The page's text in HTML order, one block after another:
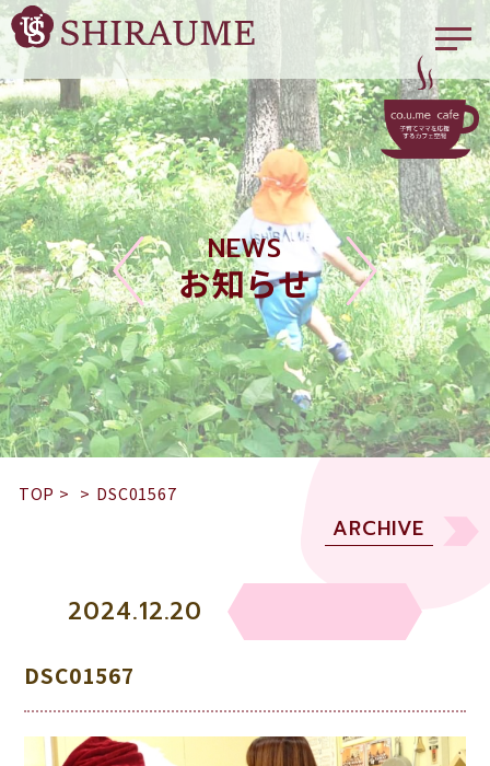
NEWS
お知らせ
TOP > > DSC01567
ARCHIVE
2024.12.20
DSC01567